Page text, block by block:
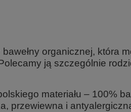
organicznej, która
ją szczególnie
materiału – 100%
przewiewna i